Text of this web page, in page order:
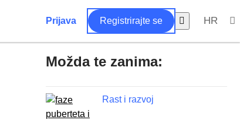
Prijava Registrirajte se HR
Možda te zanima:
Rast i razvoj